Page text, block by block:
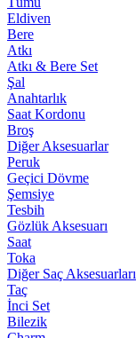
Eldiven
Bere
Atkı
Atkı & Bere Set
Şal
Anahtarlık
Saat Kordonu
Broş
Diğer Aksesuarlar
Peruk
Geçici Dövme
Şemsiye
Tesbih
Gözlük Aksesuarı
Saat
Toka
Diğer Saç Aksesuarları
Taç
İnci Set
Bilezik